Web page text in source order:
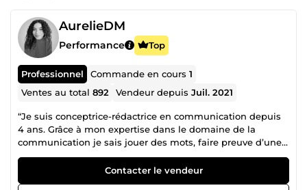
AurelieDM
Performance Top
Professionnel Commande en cours1
Ventes au total892 Vendeur depuisJuil. 2021
“Je suis conceptrice-rédactrice en communication depuis
4 ans. Grâce à mon expertise dans le domaine de la
communication je sais jouer des mots, faire preuve d’une
qualité d’écoute et des attentes souhaitées. La rigueur est
ma devise. J’aime ce que je fais, mon intuition et ma
créativité ont pour but de faire ressortir le meilleur de
Contacter le vendeur